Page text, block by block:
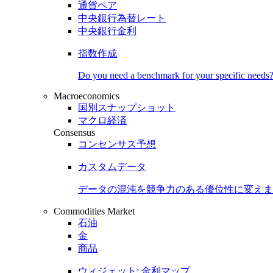
通貨ペア
中央銀行為替レート
中央銀行金利
指数作成
Do you need a benchmark for your specific needs?
Macroeconomics
国別スナップショット
マクロ経済
Consensus
コンセンサス予想
カスタムデータ
データの混沌を競争力のある優位性に変え
Commodities Market
石油
金
商品
ウィジェット: 金利マップ